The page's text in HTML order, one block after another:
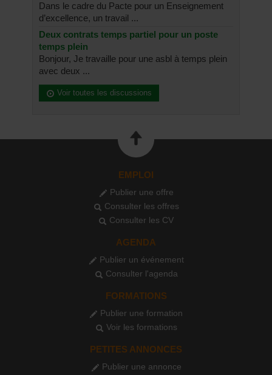
Dans le cadre du Pacte pour un Enseignement
d’excellence, un travail ...
Deux contrats temps partiel pour un poste
temps plein
Bonjour, Je travaille pour une asbl à temps plein
avec deux ...
Voir toutes les discussions
EMPLOI
Publier une offre
Consulter les offres
Consulter les CV
AGENDA
Publier un événement
Consulter l'agenda
FORMATIONS
Publier une formation
Voir les formations
PETITES ANNONCES
Publier une annonce